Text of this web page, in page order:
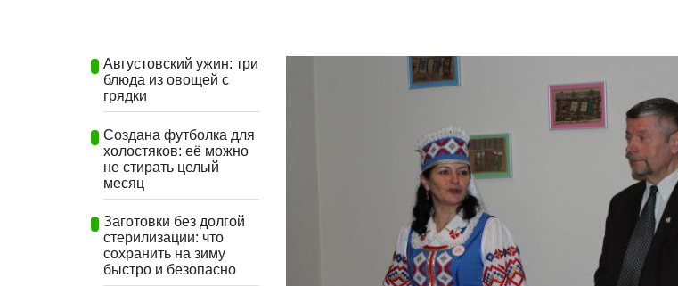
Августовский ужин: три
блюда из овощей с
грядки
Создана футболка для
холостяков: её можно
не стирать целый
месяц
Заготовки без долгой
стерилизации: что
сохранить на зиму
быстро и безопасно